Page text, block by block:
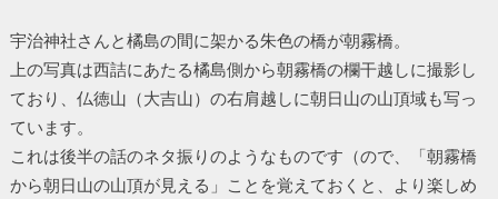
宇治神社さんと橘島の間に架かる朱色の橋が朝霧橋。
上の写真は西詰にあたる橘島側から朝霧橋の欄干越しに撮影し
ており、仏徳山（大吉山）の右肩越しに朝日山の山頂域も写っ
ています。
これは後半の話のネタ振りのようなものです（ので、「朝霧橋
から朝日山の山頂が見える」ことを覚えておくと、より楽しめ